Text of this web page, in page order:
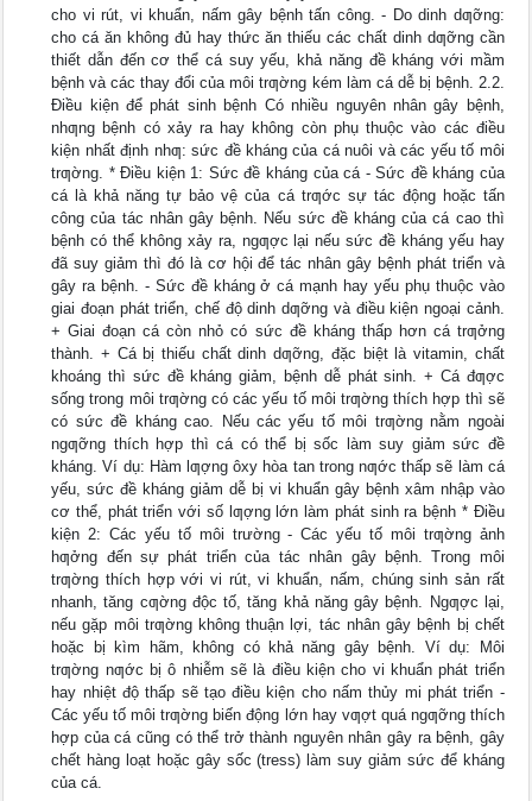
cho vi rút, vi khuẩn, nấm gây bệnh tấn công. - Do dinh dƣỡng:
cho cá ăn không đủ hay thức ăn thiếu các chất dinh dƣỡng cần
thiết dẫn đến cơ thể cá suy yếu, khả năng đề kháng với mầm
bệnh và các thay đổi của môi trƣờng kém làm cá dễ bị bệnh. 2.2.
Điều kiện để phát sinh bệnh Có nhiều nguyên nhân gây bệnh,
nhƣng bệnh có xảy ra hay không còn phụ thuộc vào các điều
kiện nhất định nhƣ: sức đề kháng của cá nuôi và các yếu tố môi
trƣờng. * Điều kiện 1: Sức đề kháng của cá - Sức đề kháng của
cá là khả năng tự bảo vệ của cá trƣớc sự tác động hoặc tấn
công của tác nhân gây bệnh. Nếu sức đề kháng của cá cao thì
bệnh có thể không xảy ra, ngƣợc lại nếu sức đề kháng yếu hay
đã suy giảm thì đó là cơ hội để tác nhân gây bệnh phát triển và
gây ra bệnh. - Sức đề kháng ở cá mạnh hay yếu phụ thuộc vào
giai đoạn phát triển, chế độ dinh dƣỡng và điều kiện ngoại cảnh.
+ Giai đoạn cá còn nhỏ có sức đề kháng thấp hơn cá trƣởng
thành. + Cá bị thiếu chất dinh dƣỡng, đặc biệt là vitamin, chất
khoáng thì sức đề kháng giảm, bệnh dễ phát sinh. + Cá đƣợc
sống trong môi trƣờng có các yếu tố môi trƣờng thích hợp thì sẽ
có sức đề kháng cao. Nếu các yếu tố môi trƣờng nằm ngoài
ngƣỡng thích hợp thì cá có thể bị sốc làm suy giảm sức đề
kháng. Ví dụ: Hàm lƣợng ôxy hòa tan trong nƣớc thấp sẽ làm cá
yếu, sức đề kháng giảm dễ bị vi khuẩn gây bệnh xâm nhập vào
cơ thể, phát triển với số lƣợng lớn làm phát sinh ra bệnh * Điều
kiện 2: Các yếu tố môi trường - Các yếu tố môi trƣờng ảnh
hƣởng đến sự phát triển của tác nhân gây bệnh. Trong môi
trƣờng thích hợp với vi rút, vi khuẩn, nấm, chúng sinh sản rất
nhanh, tăng cƣờng độc tố, tăng khả năng gây bệnh. Ngƣợc lại,
nếu gặp môi trƣờng không thuận lợi, tác nhân gây bệnh bị chết
hoặc bị kìm hãm, không có khả năng gây bệnh. Ví dụ: Môi
trƣờng nƣớc bị ô nhiễm sẽ là điều kiện cho vi khuẩn phát triển
hay nhiệt độ thấp sẽ tạo điều kiện cho nấm thủy mi phát triển -
Các yếu tố môi trƣờng biến động lớn hay vƣợt quá ngƣỡng thích
hợp của cá cũng có thể trở thành nguyên nhân gây ra bệnh, gây
chết hàng loạt hoặc gây sốc (tress) làm suy giảm sức để kháng
của cá.